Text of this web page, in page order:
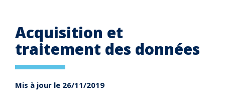
Acquisition et
traitement des données
Mis à jour le 26/11/2019